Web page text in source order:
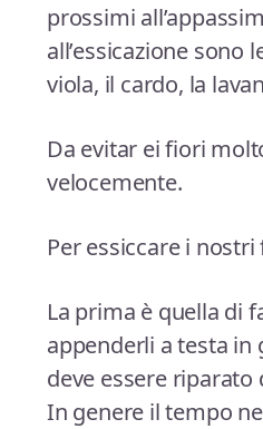
prossimi
all’essicazione
viola, il cardo, la
Da evitar ei fiori
velocemente.
Per essiccare i
La prima è quella di
appenderli a testa in
deve essere
In genere il tempo